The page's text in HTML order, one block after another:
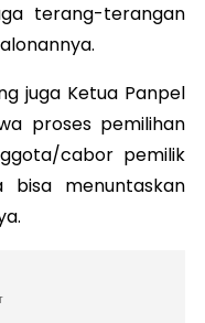
terang-terangan
juga Ketua Panpel
proses pemilihan
cabor pemilik
bisa menuntaskan